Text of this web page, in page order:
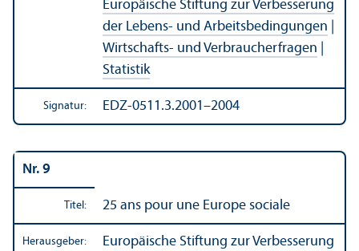
Europäische Stiftung zur Verbesserung
der Lebens- und Arbeits­bedingungen
Wirtschafts- und Verbraucherfragen
Statistik
Signatur: EDZ-0511.3.2001–2004
Nr. 9
Titel: 25 ans pour une Europe sociale
Herausgeber: Europäische Stiftung zur Verbesserung